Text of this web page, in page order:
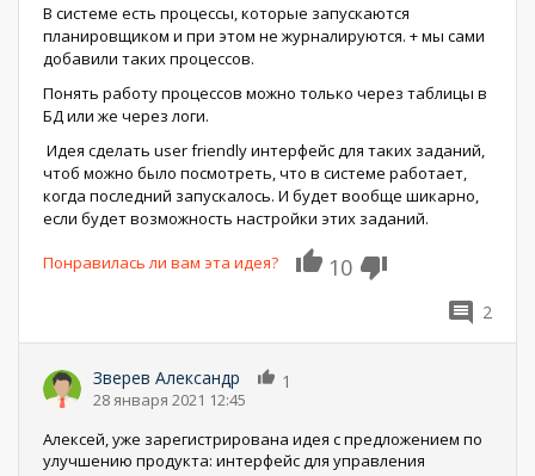
В системе есть процессы, которые запускаются
планировщиком и при этом не журналируются. + мы сами
добавили таких процессов.
Понять работу процессов можно только через таблицы в
БД или же через логи.
Идея сделать user friendly интерфейс для таких заданий,
чтоб можно было посмотреть, что в системе работает,
когда последний запускалось. И будет вообще шикарно,
если будет возможность настройки этих заданий.
Понравилась ли вам эта идея? 10
2
Зверев Александр
28 января 2021 12:45
1
Алексей, уже зарегистрирована идея с предложением по
улучшению продукта: интерфейс для управления